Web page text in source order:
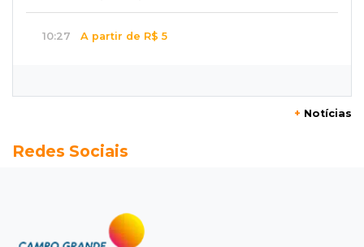
10:27 A partir de R$ 5
Operação mira contratos de Três Lagoas e
Túmulos são quebrados e objetos
+ Notícias
Redes Sociais